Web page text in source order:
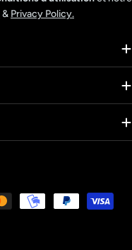
& Privacy Policy.